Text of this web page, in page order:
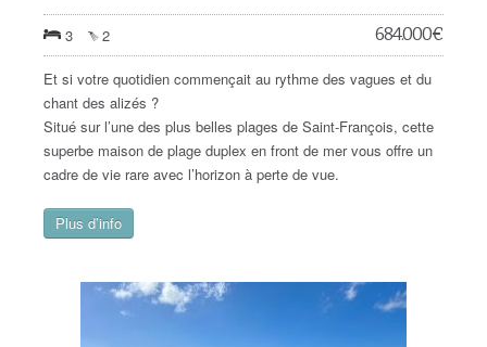
3 2 684.000€
Et si votre quotidien commençait au rythme des vagues et du
chant des alizés ?
Situé sur l’une des plus belles plages de Saint-François, cette
superbe maison de plage duplex en front de mer vous offre un
cadre de vie rare avec l’horizon à perte de vue.
Plus d’info